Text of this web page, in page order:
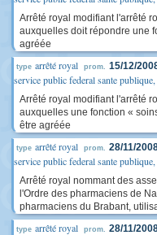
Arrêté royal modifiant l'arrêté
auxquelles doit répondre une
agréée
type arrêté royal prom. 15/12/
service public federal sante
Arrêté royal modifiant l'arrêté
auxquelles une fonction «
être agréée
type arrêté royal prom. 28/11/
service public federal sante
Arrêté royal nommant des
l'Ordre des pharmaciens de
pharmaciens du Brabant,
type arrêté royal prom. 28/11/